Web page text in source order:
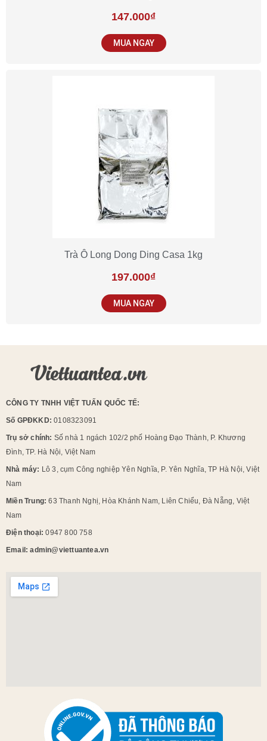
147.000₫
MUA NGAY
Trà Ô Long Dong Ding Casa 1kg
197.000₫
MUA NGAY
CÔNG TY TNHH VIỆT TUẤN QUỐC TẾ:
Số GPĐKKD: 0108323091
Trụ sở chính: Số nhà 1 ngách 102/2 phố Hoàng Đạo Thành, P. Khương
Đình, TP. Hà Nội, Việt Nam
Nhà máy: Lô 3, cụm Công nghiệp Yên Nghĩa, P. Yên Nghĩa, TP Hà Nội, Việt
Nam
Miền Trung:63 Thanh Nghị, Hòa Khánh Nam, Liên Chiểu, Đà Nẵng, Việt
Nam
Điện thoại:0947 800 758
Email: admin@viettuantea.vn